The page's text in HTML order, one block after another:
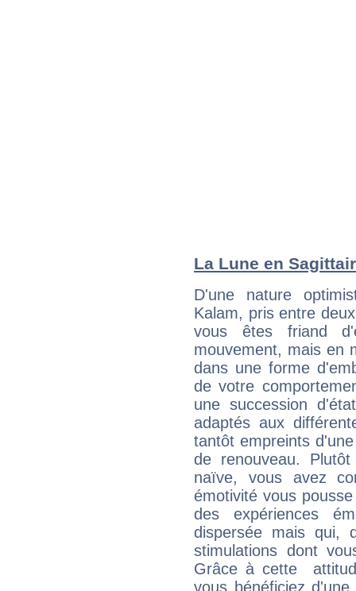
La Lune en
D'une nature
Kalam, pris entre
vous êtes friand
mouvement, mais en
dans une forme
de votre
une succession
adaptés aux
tantôt empreints
de renouveau.
naïve, vous avez
émotivité vous
des expériences
dispersée mais qui,
stimulations dont
Grâce à cette
vous bénéficiez